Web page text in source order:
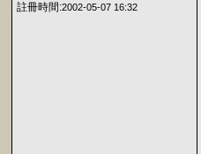
註冊時間:2002-05-07 16:32